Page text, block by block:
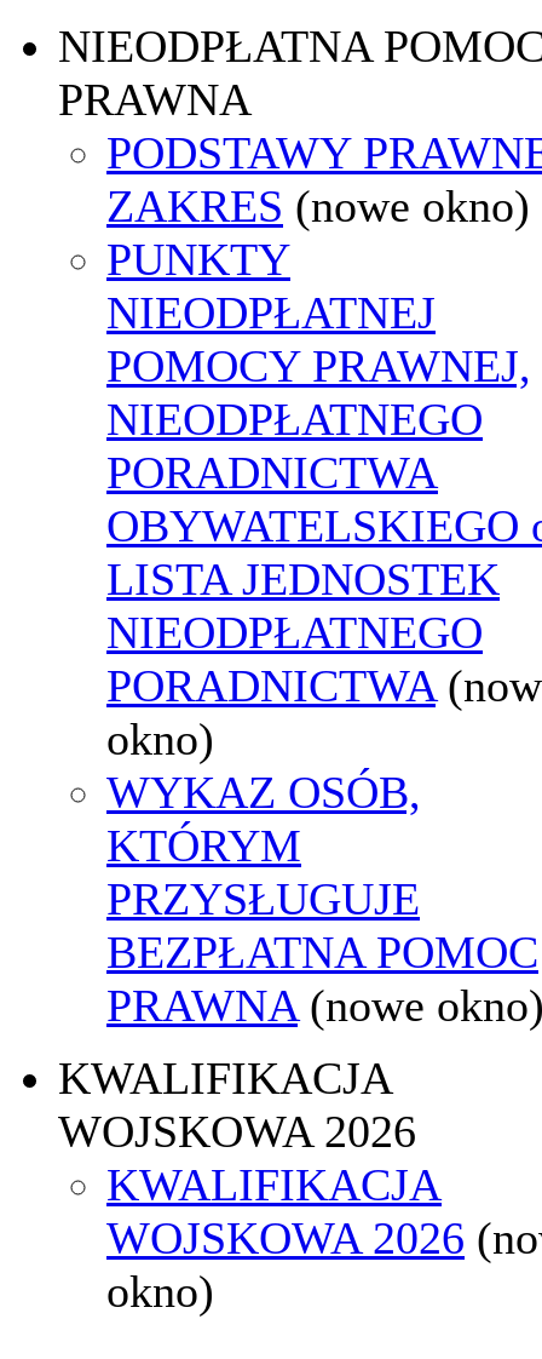
NIEODPŁATNA
PRAWNA
PODSTAWY
ZAKRES (nowe okno)
PUNKTY
NIEODPŁATNEJ
POMOCY PRAWNEJ,
NIEODPŁATNEGO
PORADNICTWA
OBYWATELSKIEGO
LISTA JEDNOSTEK
NIEODPŁATNEGO
PORADNICTWA
okno)
WYKAZ OSÓB,
KTÓRYM
PRZYSŁUGUJE
BEZPŁATNA POMOC
PRAWNA (nowe
KWALIFIKACJA
WOJSKOWA 2026
KWALIFIKACJA
WOJSKOWA 2026
okno)